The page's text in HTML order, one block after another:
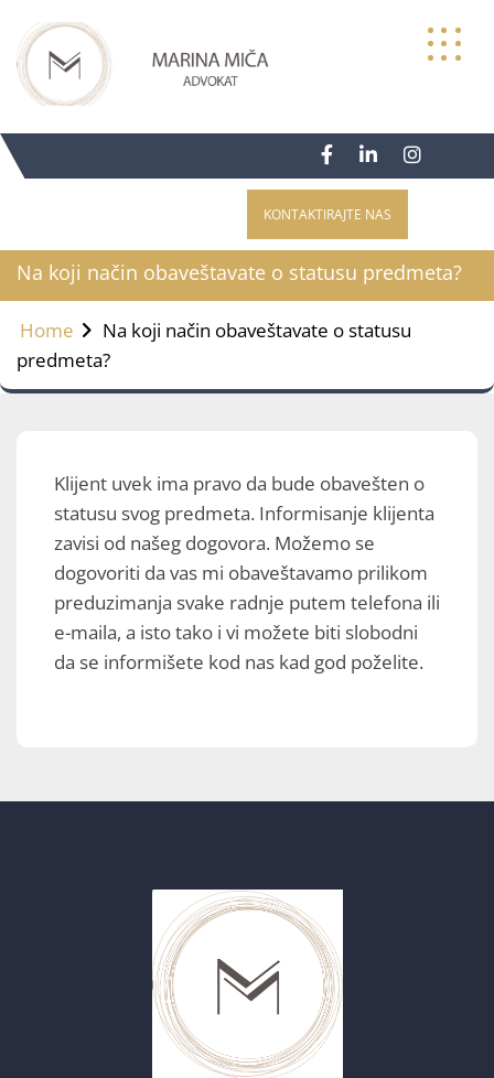
content
KONTAKTIRAJTE NAS
Na koji način obaveštavate o statusu predmeta?
Home
Na koji način obaveštavate o statusu
predmeta?
Klijent uvek ima pravo da bude obavešten o
statusu svog predmeta. Informisanje klijenta
zavisi od našeg dogovora. Možemo se
dogovoriti da vas mi obaveštavamo prilikom
preduzimanja svake radnje putem telefona ili
e-maila, a isto tako i vi možete biti slobodni
da se informišete kod nas kad god poželite.